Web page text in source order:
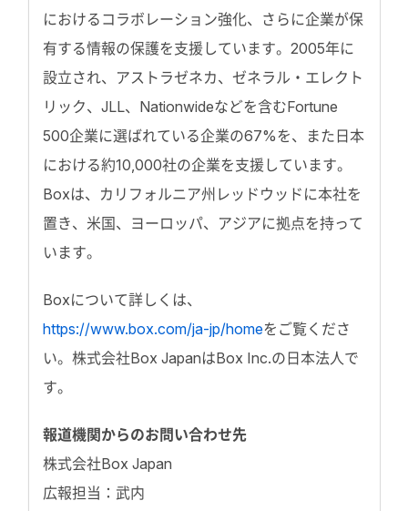
におけるコラボレーション強化、さらに企業が保
有する情報の保護を支援しています。2005年に
設立され、アストラゼネカ、ゼネラル・エレクト
リック、JLL、Nationwideなどを含むFortune
500企業に選ばれている企業の67%を、また日本
における約10,000社の企業を支援しています。
Boxは、カリフォルニア州レッドウッドに本社を
置き、米国、ヨーロッパ、アジアに拠点を持って
います。
Boxについて詳しくは、
https://www.box.com/ja-jp/homeをご覧くださ
い。株式会社Box JapanはBox Inc.の日本法人で
す。
報道機関からのお問い合わせ先
株式会社Box Japan
広報担当：武内